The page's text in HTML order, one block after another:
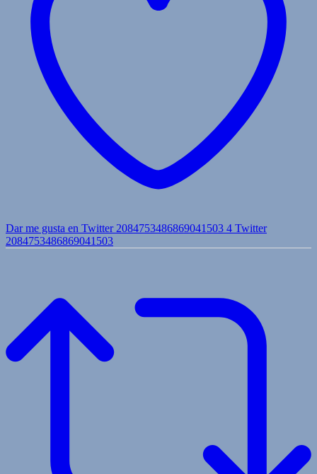
Dar me gusta en Twitter 2084753486869041503 4 Twitter
2084753486869041503